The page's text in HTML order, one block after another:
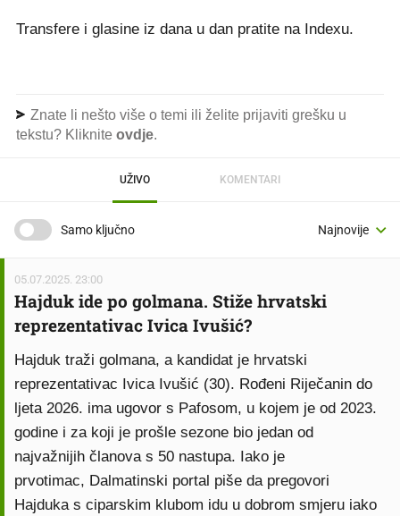
Transfere i glasine iz dana u dan pratite na Indexu.
Znate li nešto više o temi ili želite prijaviti grešku u
tekstu? Kliknite ovdje.
UŽIVO KOMENTARI
Samo ključno
05.07.2025. 23:00
Hajduk ide po golmana. Stiže hrvatski
reprezentativac Ivica Ivušić?
Hajduk traži golmana, a kandidat je hrvatski
reprezentativac Ivica Ivušić (30). Rođeni Riječanin do
ljeta 2026. ima ugovor s Pafosom, u kojem je od 2023.
godine i za koji je prošle sezone bio jedan od
najvažnijih članova s 50 nastupa. Iako je
prvotimac, Dalmatinski portal piše da pregovori
Hajduka s ciparskim klubom idu u dobrom smjeru iako